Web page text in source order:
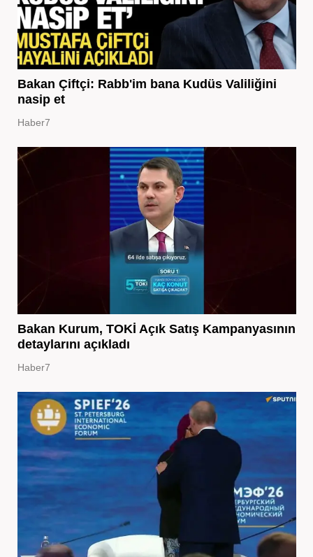
Bakan Çiftçi: Rabb'im bana Kudüs Valiliğini
nasip et
Haber7
Bakan Kurum, TOKİ Açık Satış Kampanyasının
detaylarını açıkladı
Haber7